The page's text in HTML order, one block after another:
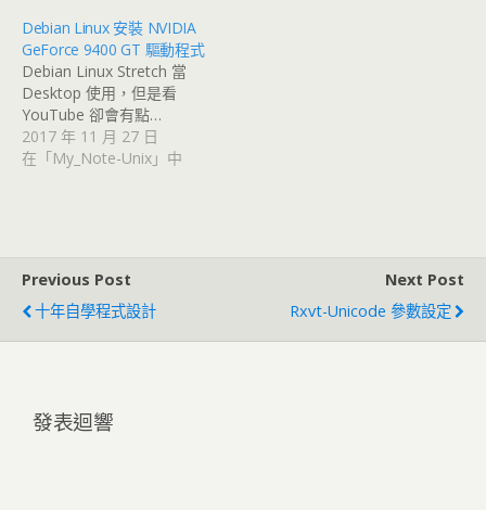
Debian Linux 安裝 NVIDIA
GeForce 9400 GT 驅動程式
Debian Linux Stretch 當
Desktop 使用，但是看
YouTube 卻會有點…
2017 年 11 月 27 日
在「My_Note-Unix」中
Previous Post
十年自學程式設計
Next Post
Rxvt-Unicode 參數設定
發表迴響